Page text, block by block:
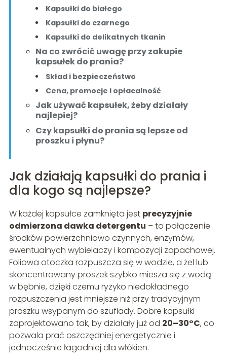
Kapsułki do białego
Kapsułki do czarnego
Kapsułki do delikatnych tkanin
Na co zwrócić uwagę przy zakupie
kapsułek do prania?
Skład i bezpieczeństwo
Cena, promocje i opłacalność
Jak używać kapsułek, żeby działały
najlepiej?
Czy kapsułki do prania są lepsze od
proszku i płynu?
Jak działają kapsułki do prania i
dla kogo są najlepsze?
W każdej kapsułce zamknięta jest precyzyjnie
odmierzona dawka detergentu – to połączenie
środków powierzchniowo czynnych, enzymów,
ewentualnych wybielaczy i kompozycji zapachowej.
Foliowa otoczka rozpuszcza się w wodzie, a żel lub
skoncentrowany proszek szybko miesza się z wodą
w bębnie, dzięki czemu ryzyko niedokładnego
rozpuszczenia jest mniejsze niż przy tradycyjnym
proszku wsypanym do szuflady. Dobre kapsułki
zaprojektowano tak, by działały już od 20–30°C, co
pozwala prać oszczędniej energetycznie i
jednocześnie łagodniej dla włókien.